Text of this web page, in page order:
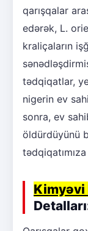
qarışqalar
edərək, L.
kraliçaların
tədqiqatlar,
nigerin ev
sonra, ev
öldürdüyünü
Kimyəvi